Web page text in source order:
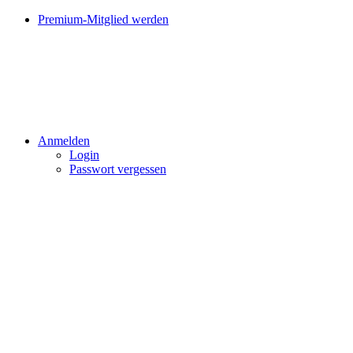
Premium-Mitglied werden
Anmelden
Login
Passwort vergessen